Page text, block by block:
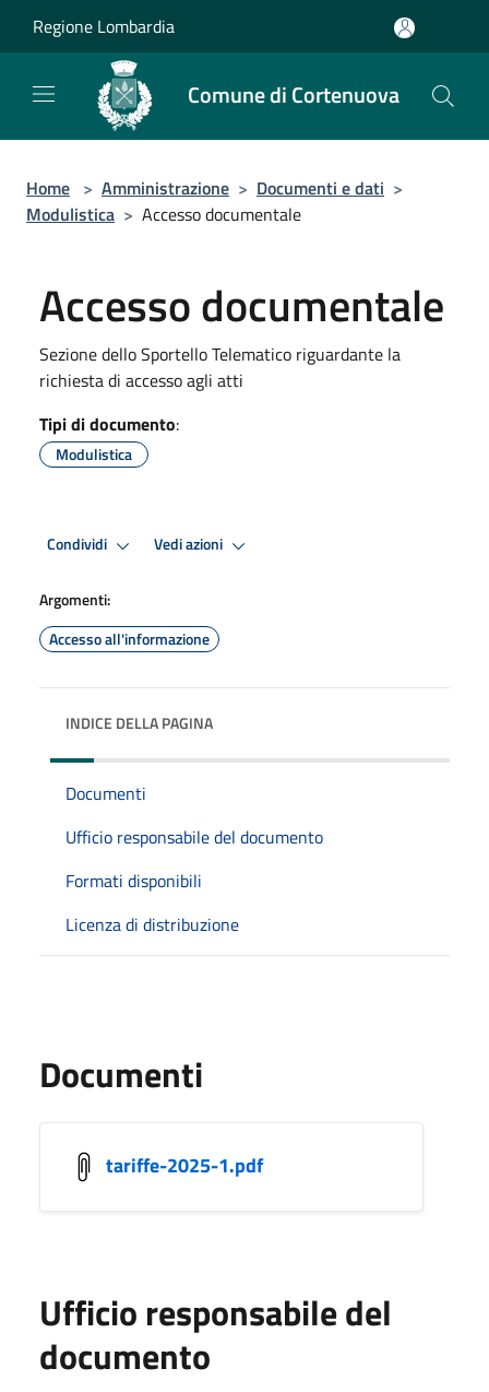
Regione Lombardia
Comune di Cortenuova
Home > Amministrazione > Documenti e dati >
Modulistica > Accesso documentale
Accesso documentale
Sezione dello Sportello Telematico riguardante la
richiesta di accesso agli atti
Tipi di documento:
Modulistica
Condividi Vedi azioni
Argomenti:
Accesso all'informazione
INDICE DELLA PAGINA
Documenti
Ufficio responsabile del documento
Formati disponibili
Licenza di distribuzione
Documenti
tariffe-2025-1.pdf
Ufficio responsabile del
documento